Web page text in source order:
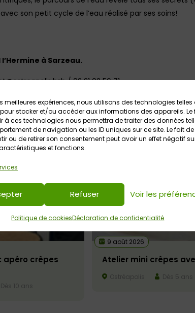
meilleures expériences, nous utilisons des technologies telles
stocker et/ou accéder aux informations des appareils. Le
à ces technologies nous permettra de traiter des données
de navigation ou les ID uniques sur ce site. Le fait de
ou de retirer son consentement peut avoir un effet négatif
et fonctions.
Refuser Voir les
Politique de cookiesDéclaration de confidentialité
son petit cycle de l’eau réalisé par ses soins!
à Sarzeau.
/ 02 21 02 56 71
apéro crêpes
Dès 10 ans
9 août 2026
Atelier mini crêpes
Ostréapolis Dès 5 ans